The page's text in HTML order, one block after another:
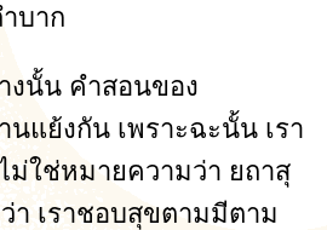
บาก
งนั้น คำสอนของ
แย้งกัน เพราะฉะนั้น เรา
ม่ใช่หมายความว่า ยถาสุ
า เราชอบสุขตามมีตาม